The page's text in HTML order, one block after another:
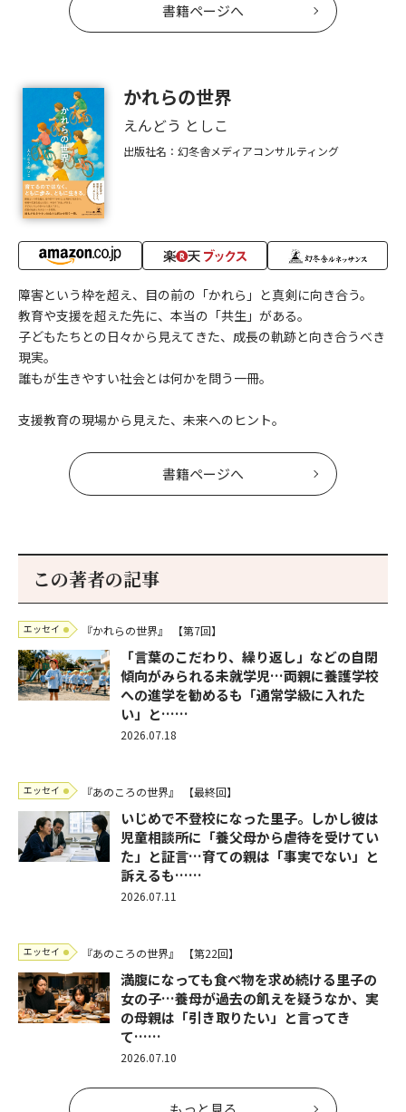
書籍ページへ
かれらの世界
えんどう としこ
出版社名：幻冬舎メディアコンサルティング
障害という枠を超え、目の前の「かれら」と真剣に向き合う。
教育や支援を超えた先に、本当の「共生」がある。
子どもたちとの日々から見えてきた、成長の軌跡と向き合うべき
現実。
誰もが生きやすい社会とは何かを問う一冊。
支援教育の現場から見えた、未来へのヒント。
書籍ページへ
この著者の記事
エッセイ 『かれらの世界』 【第7回】
「言葉のこだわり、繰り返し」などの自閉
傾向がみられる未就学児…両親に養護学校
への進学を勧めるも「通常学級に入れた
い」と……
2026.07.18
エッセイ 『あのころの世界』 【最終回】
いじめで不登校になった里子。しかし彼は
児童相談所に「養父母から虐待を受けてい
た」と証言…育ての親は「事実でない」と
訴えるも……
2026.07.11
エッセイ 『あのころの世界』 【第22回】
満腹になっても食べ物を求め続ける里子の
女の子…養母が過去の飢えを疑うなか、実
の母親は「引き取りたい」と言ってき
て……
2026.07.10